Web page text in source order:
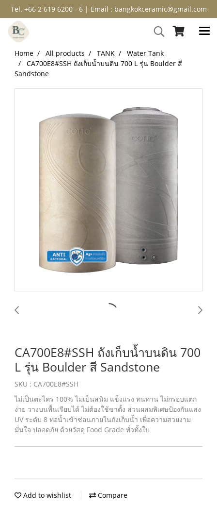
Tel. +66 2 619 6200 - 6 | Email : bangkokceramic@gmail.com
Home All products TANK
Water Tank
CA700E8#SSH ถังเก็บน้ำบนดิน 700 L รุ่น Boulder สี
Sandstone
CA700E8#SSH ถังเก็บน้ำบนดิน 700
L รุ่น Boulder สี Sandstone
SKU : CA700E8#SSH
ไม่เป็นตะไคร่ 100% ไม่เป็นสนิม แข็งแรง ทนทาน ไม่กรอบแตก
ง่าย วางบนพื้นเรียบได้ ไม่ต้องใช้ขาตั้ง ส่วนผสมพิเศษป้องกันแสง
UV ระดับ 8 ท่อน้ำเข้าซ่อนภายในถังเก็บน้ำ เพื่อความสวยงาม
มั่นใจ ปลอดภัย ด้วยวัสดุ Food Grade ทั่วทั้งใบ
Add to wishlist Compare